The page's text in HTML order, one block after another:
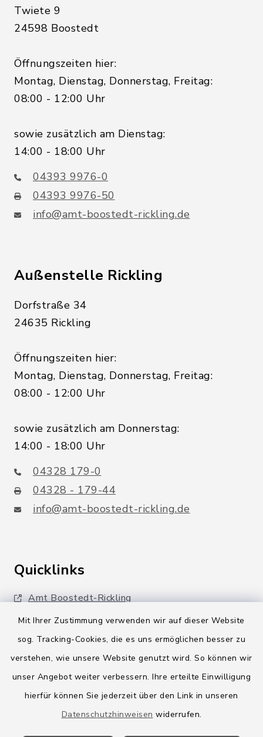
Mit Ihrer Zustimmung verwenden wir auf dieser Website
sog. Tracking-Cookies, die es uns ermöglichen besser zu
verstehen, wie unsere Website genutzt wird. So können wir
unser Angebot weiter verbessern. Ihre erteilte Einwilligung
hierfür können Sie jederzeit über den Link in unseren
Datenschutzhinweisen widerrufen.
Twiete 9
24598 Boostedt
Öffnungszeiten hier:
Montag, Dienstag, Donnerstag, Freitag:
08:00 - 12:00 Uhr
sowie zusätzlich am Dienstag:
14:00 - 18:00 Uhr
04393 9976-0
04393 9976-50
info@amt-boostedt-rickling.de
Außenstelle Rickling
Dorfstraße 34
24635 Rickling
Öffnungszeiten hier:
Montag, Dienstag, Donnerstag, Freitag:
08:00 - 12:00 Uhr
sowie zusätzlich am Donnerstag:
14:00 - 18:00 Uhr
04328 179-0
04328 - 179-44
info@amt-boostedt-rickling.de
Quicklinks
Amt Boostedt-Rickling
Amtsbroschüre
Wege-Zweckverband